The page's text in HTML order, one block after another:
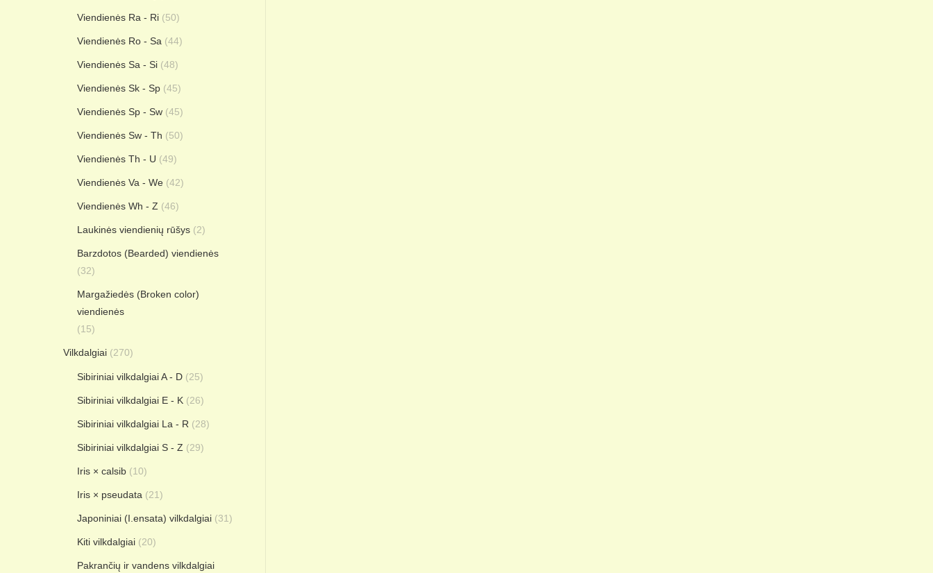
Viendienės Ra - Ri (50)
Viendienės Ro - Sa (44)
Viendienės Sa - Si (48)
Viendienės Sk - Sp (45)
Viendienės Sp - Sw (45)
Viendienės Sw - Th (50)
Viendienės Th - U (49)
Viendienės Va - We (42)
Viendienės Wh - Z (46)
Laukinės viendienių rūšys (2)
Barzdotos (Bearded) viendienės
(32)
Margažiedės (Broken color)
viendienės
(15)
Vilkdalgiai (270)
Sibiriniai vilkdalgiai A - D (25)
Sibiriniai vilkdalgiai E - K (26)
Sibiriniai vilkdalgiai La - R (28)
Sibiriniai vilkdalgiai S - Z (29)
Iris × calsib (10)
Iris × pseudata (21)
Japoniniai (I.ensata) vilkdalgiai (31)
Kiti vilkdalgiai (20)
Pakrančių ir vandens vilkdalgiai